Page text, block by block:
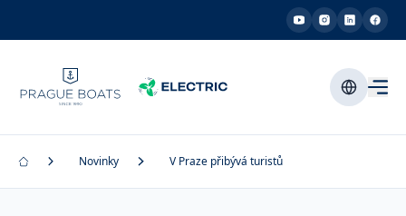
Novinky V Praze přibývá turistů